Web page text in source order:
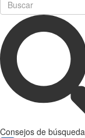
Consejos de búsqueda